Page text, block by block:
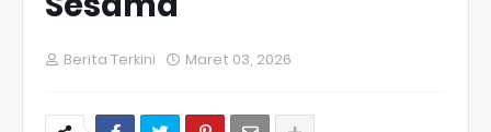
Berita Terkini Maret 03, 2026